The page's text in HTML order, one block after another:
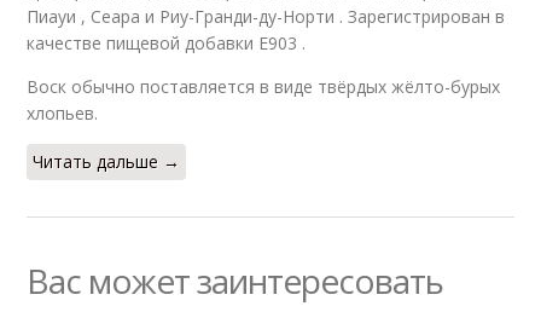
Пиауи , Сеара и Риу-Гранди-ду-Норти . Зарегистрирован в
качестве пищевой добавки Е903 .
Воск обычно поставляется в виде твёрдых жёлто-бурых
хлопьев.
Читать дальше →
Вас может заинтересовать